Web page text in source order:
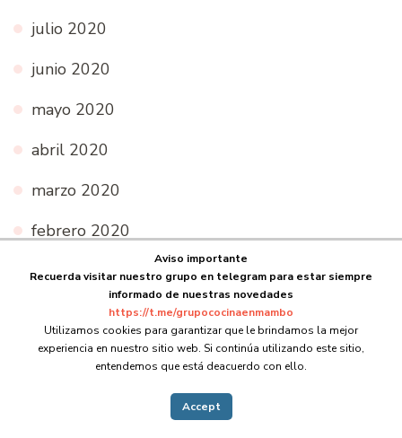
julio 2020
junio 2020
mayo 2020
abril 2020
marzo 2020
febrero 2020
Categorías
Arroces
Aviso importante
Recuerda visitar nuestro grupo en telegram para estar siempre
informado de nuestras novedades
https://t.me/grupococinaenmambo
Utilizamos cookies para garantizar que le brindamos la mejor
experiencia en nuestro sitio web. Si continúa utilizando este sitio,
entendemos que está deacuerdo con ello.
Accept